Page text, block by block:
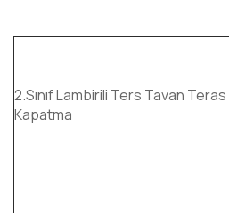
2.Sınıf Lambirili Ters Tavan Teras
Kapatma